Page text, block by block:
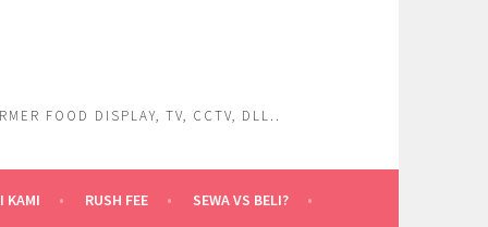
FOOD DISPLAY, TV, CCTV, DLL..
KAMI RUSH FEE SEWA VS BELI?